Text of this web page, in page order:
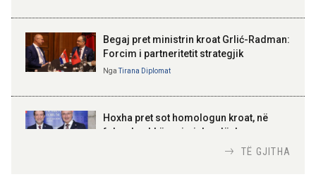
Kosovë!
100-vjetori i themelimit të
Urdhrit të Skënderbeut
Begaj pret ministrin kroat Grlić-Radman:
Forcim i partneritetit strategjik
Nga Tirana Diplomat
Hoxha pret sot homologun kroat, në
fokus bashkëpunimi dypalësh
TË GJITHA